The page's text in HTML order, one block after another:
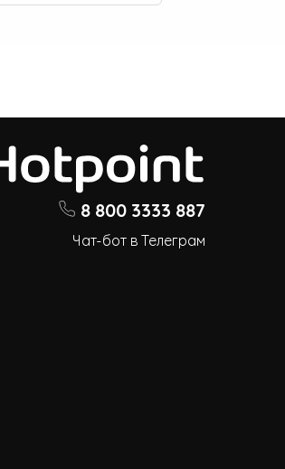
8 800 3333 887
Чат-бот в Телеграм